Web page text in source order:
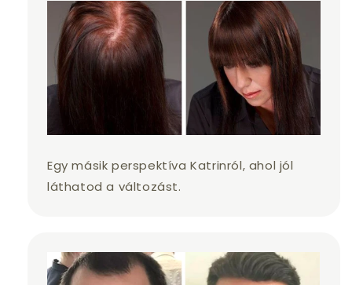
Egy másik perspektíva Katrinról, ahol jól
láthatod a változást.